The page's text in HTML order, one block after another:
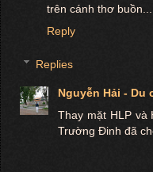
trên cánh thơ buồn...
Reply
Replies
Nguyễn Hải - Du
Thay mặt HLP và
Trường Đinh đã